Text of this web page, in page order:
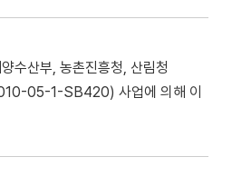
수산부, 농촌진흥청, 산림청
05-1-SB420) 사업에 의해 이